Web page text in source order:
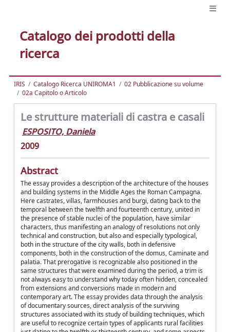
Catalogo dei prodotti della
ricerca
IRIS Catalogo Ricerca UNIROMA1
02 Pubblicazione su volume
02a Capitolo o Articolo
Le strutture materiali di castra e casali
ESPOSITO, Daniela
2009
Abstract
The essay provides a description of the architecture of the houses
and building systems in the Middle Ages the Roman Campagna.
Here castrates, villas, farmhouses and burgi, dating back to the
temporal between the twelfth and fourteenth century, united in
the presence of stable nuclei of the population, have similar
characters, thus manifesting an analogy of resolutions not only
technical and construction, but also and especially typological,
both in the structure of the city walls, both in defensive
components, both in the construction of the domus, Caminate and
palatia. That prerogative is recognizable also positioned in the
same structures that were examined during the period, a trim is
not always easy to understand why today often hidden, concealed
from extensions and conversions made in modern and
contemporary art. The essay provides data through the analysis
of documentary sources, direct analysis of the surviving
structures associated with its study of building techniques, which
are useful to recognize certain types of applicants rural facilities